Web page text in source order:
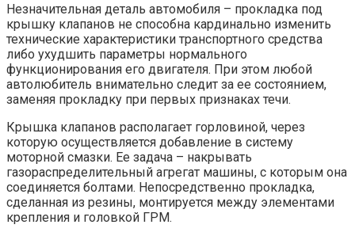
Незначительная деталь автомобиля – прокладка под
крышку клапанов не способна кардинально изменить
технические характеристики транспортного средства
либо ухудшить параметры нормального
функционирования его двигателя. При этом любой
автолюбитель внимательно следит за ее состоянием,
заменяя прокладку при первых признаках течи.
Крышка клапанов располагает горловиной, через
которую осуществляется добавление в систему
моторной смазки. Ее задача – накрывать
газораспределительный агрегат машины, с которым она
соединяется болтами. Непосредственно прокладка,
сделанная из резины, монтируется между элементами
крепления и головкой ГРМ.